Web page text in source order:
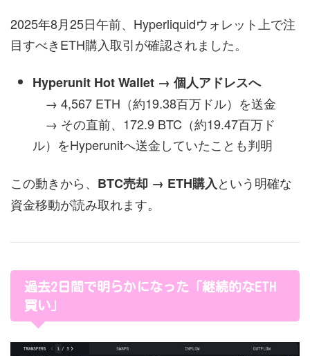
2025年8月25日午前、Hyperliquidウォレット上で注
目すべきETH購入取引が確認されました。
Hyperunit Hot Wallet → 個人アドレスへ
→ 4,567 ETH（約19.38百万ドル）を送金
→ その直前、172.9 BTC（約19.47百万ド
ル）をHyperunitへ送金していたことも判明
この動きから、 BTC売却 → ETH購入という明確な
資金移動が読み取れます。
過去2日間で明らかになった「継続的なETH
買い」